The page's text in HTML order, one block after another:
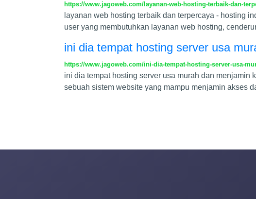
https://www.jagoweb.com/layanan-web-hosting-terbaik-dan-
layanan web hosting terbaik dan terpercaya - hosting
user yang membutuhkan layanan web hosting,
ini dia tempat hosting server usa
https://www.jagoweb.com/ini-dia-tempat-hosting-server-usa-
ini dia tempat hosting server usa murah dan
sebuah sistem website yang mampu menjamin akses